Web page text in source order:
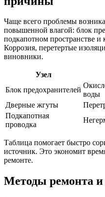
Чаще всего проблемы
повышенной влагой: блок
подкапотном пространстве и
Коррозия, перетертые
виновники.
Узел
Блок предохранителей
воды
Дверные жгуты
Подкапотная
проводка
Таблица помогает быстро
источник. Это экономит
ремонте.
Методы ремонта